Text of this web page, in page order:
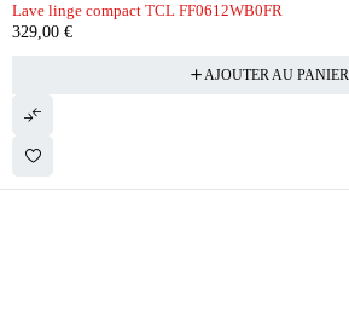
Lave linge compact TCL FF0612WB0FR
329,00 €
AJOUTER AU PANIER